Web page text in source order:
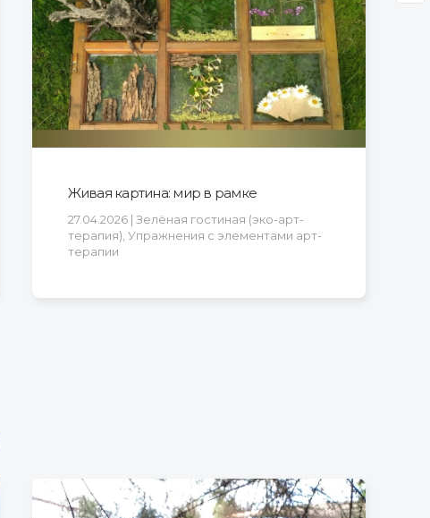
Живая картина: мир в рамке
27.04.2026 | Зелёная гостиная (эко-арт-
терапия), Упражнения с элементами арт-
терапии